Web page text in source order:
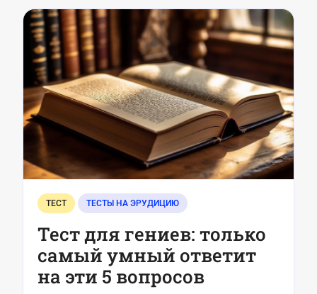
ТЕСТ ТЕСТЫ НА ЭРУДИЦИЮ
Тест для гениев: только
самый умный ответит
на эти 5 вопросов